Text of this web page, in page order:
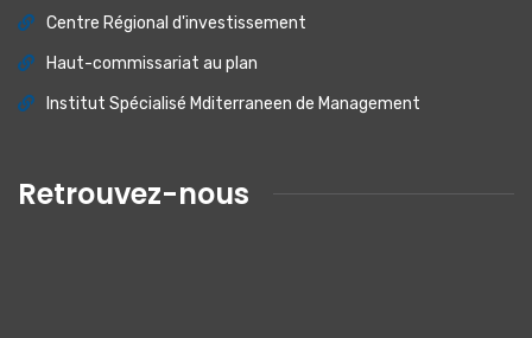
Centre Régional d'investissement
Haut-commissariat au plan
Institut Spécialisé Mditerraneen de Management
Retrouvez-nous